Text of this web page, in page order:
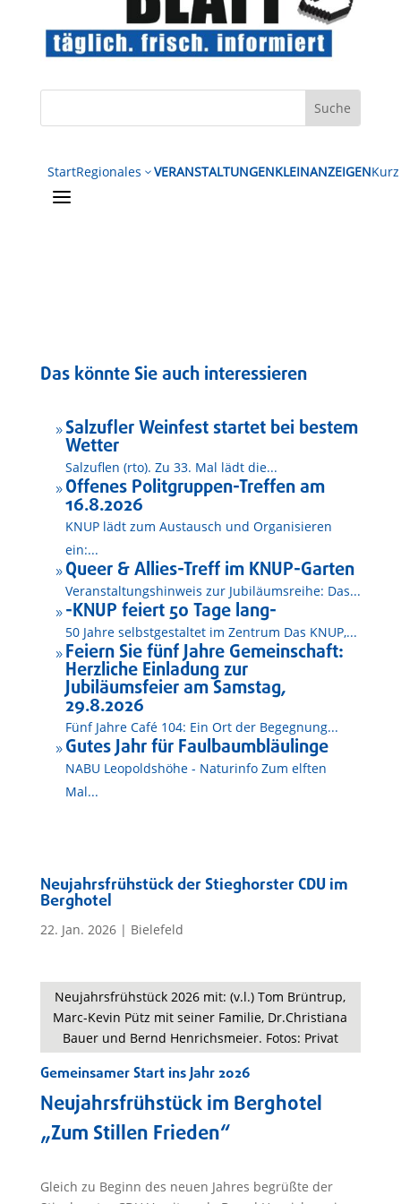
StartRegionales 3 VERANSTALTUNGENKLEINANZEIGEN
a
Das könnte Sie auch interessieren
9 Salzufler Weinfest startet bei bestem
Wetter
Salzuflen (rto). Zu 33. Mal lädt die...
9 Offenes Politgruppen-Treffen am
16.8.2026
KNUP lädt zum Austausch und Organisieren
ein:...
9 Queer & Allies-Treff im KNUP-Garten
Veranstaltungshinweis zur Jubiläumsreihe: Das...
9 -KNUP feiert 50 Tage lang-
50 Jahre selbstgestaltet im Zentrum Das KNUP,...
9 Feiern Sie fünf Jahre Gemeinschaft:
Herzliche Einladung zur
Jubiläumsfeier am Samstag,
29.8.2026
Fünf Jahre Café 104: Ein Ort der Begegnung...
9 Gutes Jahr für Faulbaumbläulinge
NABU Leopoldshöhe - Naturinfo Zum elften
Mal...
Neujahrsfrühstück der Stieghorster CDU im
Berghotel
22. Jan. 2026| Bielefeld
Neujahrsfrühstück 2026 mit: (v.l.) Tom Brüntrup,
Marc-Kevin Pütz mit seiner Familie, Dr.Christiana
Bauer und Bernd Henrichsmeier. Fotos: Privat
Gemeinsamer Start ins Jahr 2026
Neujahrsfrühstück im Berghotel
„Zum Stillen Frieden“
Gleich zu Beginn des neuen Jahres begrüßte der